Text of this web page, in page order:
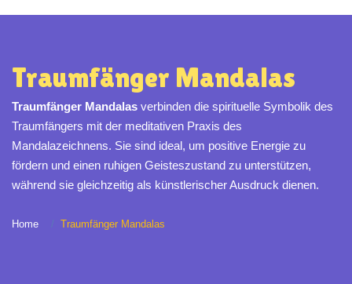
Traumfänger Mandalas
Traumfänger Mandalas verbinden die spirituelle Symbolik des
Traumfängers mit der meditativen Praxis des
Mandalazeichnens. Sie sind ideal, um positive Energie zu
fördern und einen ruhigen Geisteszustand zu unterstützen,
während sie gleichzeitig als künstlerischer Ausdruck dienen.
Home Traumfänger Mandalas